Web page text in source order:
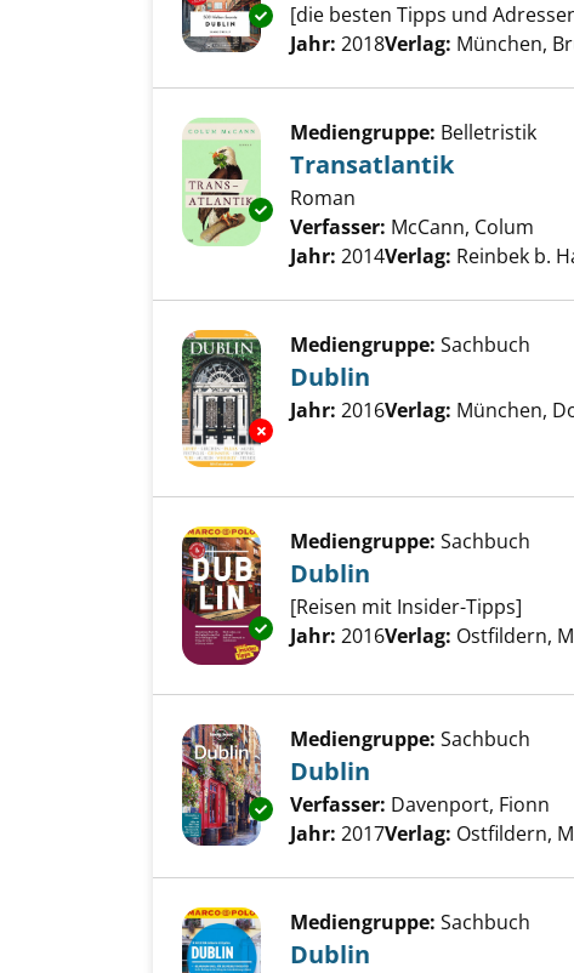
Exemplar-Details von Dublin
[die besten Tipps und
Suche nach diesem Verfasser
Jahr: 2018Verlag: München,
Exemplar-Details von Transatlantik
Mediengruppe: Belletristik
Transatlantik
Roman
Verfasser: McCann, Colum
Jahr: 2014Verlag: Reinbek b.
Exemplar-Details von Dublin
Mediengruppe: Sachbuch
Dublin
Suche nach diesem Verfasser
Jahr: 2016Verlag: München,
Exemplar-Details von Dublin
Mediengruppe: Sachbuch
Dublin
[Reisen mit Insider-Tipps]
Suche nach diesem Verfasser
Jahr: 2016Verlag: Ostfildern,
Exemplar-Details von Dublin
Mediengruppe: Sachbuch
Dublin
Verfasser: Davenport, Fionn
Jahr: 2017Verlag: Ostfildern,
Mediengruppe: Sachbuch
Dublin